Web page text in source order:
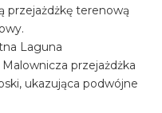
przejażdżkę terenową
Laguna
Malownicza przejażdżka
ukazująca podwójne